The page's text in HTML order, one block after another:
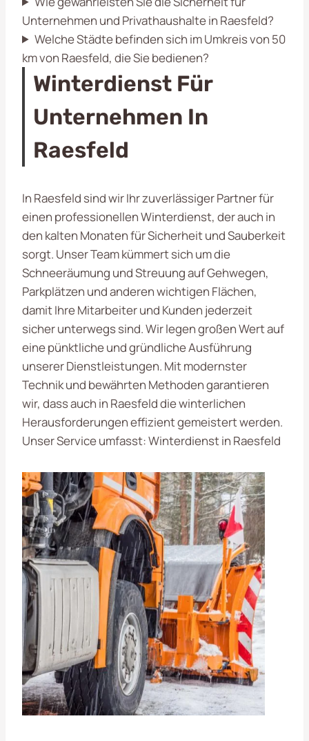
Unternehmen und Privathaushalte in Raesfeld?
Welche Städte befinden sich im Umkreis von 50
km von Raesfeld, die Sie bedienen?
Winterdienst Für
Unternehmen In
Raesfeld
In Raesfeld sind wir Ihr zuverlässiger Partner für
einen professionellen Winterdienst, der auch in
den kalten Monaten für Sicherheit und Sauberkeit
sorgt. Unser Team kümmert sich um die
Schneeräumung und Streuung auf Gehwegen,
Parkplätzen und anderen wichtigen Flächen,
damit Ihre Mitarbeiter und Kunden jederzeit
sicher unterwegs sind. Wir legen großen Wert auf
eine pünktliche und gründliche Ausführung
unserer Dienstleistungen. Mit modernster
Technik und bewährten Methoden garantieren
wir, dass auch in Raesfeld die winterlichen
Herausforderungen effizient gemeistert werden.
Unser Service umfasst: Winterdienst in Raesfeld